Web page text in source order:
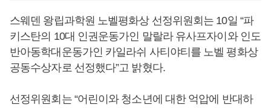
스웨덴 왕립과학원 노벨평화상 선정위원회는 10일 “파
키스탄의 10대 인권운동가인 말랄라 유사프자이와 인도
반아동학대운동가인 카일라쉬 사티야티를 노벨 평화상
공동수상자로 선정했다”고 밝혔다.
선정위원회는 “어린이와 청소년에 대한 억압에 반대하